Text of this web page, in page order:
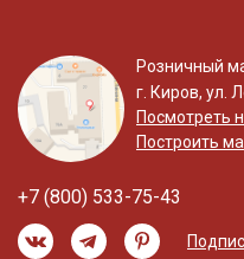
Розничный
г. Киров, ул.
Посмотреть
Построить
+7 (800) 533-75-43